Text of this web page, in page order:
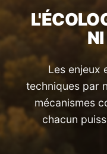
Les enjeux
techniques par
mécanismes
chacun